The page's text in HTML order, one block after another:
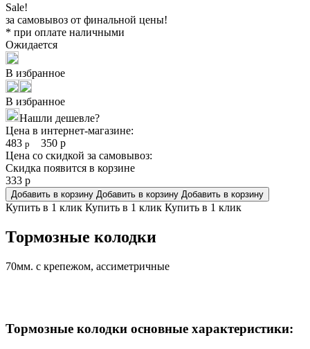
Sale!
за самовывоз от финальной цены!
* при оплате наличными
Ожидается
В избранное
В избранное
Нашли дешевле?
Цена в интернет-магазине:
483 р 350 р
Цена со скидкой за самовывоз:
Скидка появится в корзине
333 р
Добавить в корзину Добавить в корзину Добавить в корзину
Купить в 1 клик Купить в 1 клик Купить в 1 клик
Тормозные колодки
70мм. с крепежом, ассиметричные
Тормозные колодки основные характеристики: